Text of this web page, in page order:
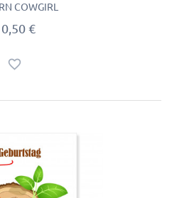
COWGIRL
0,50 €